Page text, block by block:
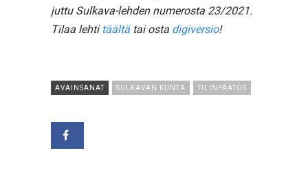
juttu Sulkava-lehden numerosta 23/2021.
Tilaa lehti täältätai osta digiversio!
AVAINSANAT SULKAVAN KUNTA TILINPÄÄTÖS